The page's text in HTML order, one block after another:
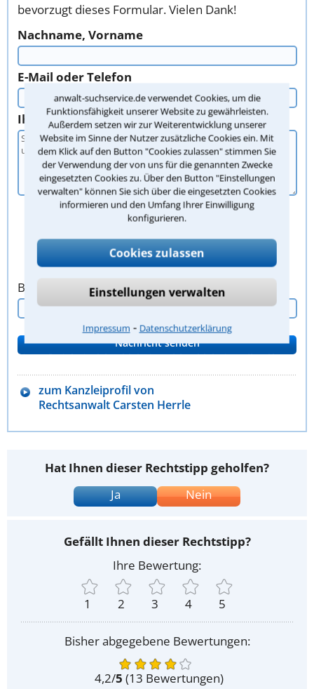
anwalt-suchservice.de verwendet Cookies, um die
Funktionsfähigkeit unserer Website zu gewährleisten.
Außerdem setzen wir zur Weiterentwicklung unserer
Website im Sinne der Nutzer zusätzliche Cookies ein. Mit
dem Klick auf den Button "Cookies zulassen" stimmen Sie
der Verwendung der von uns für die genannten Zwecke
eingesetzten Cookies zu. Über den Button "Einstellungen
verwalten" können Sie sich über die eingesetzten Cookies
informieren und den Umfang Ihrer Einwilligung
konfigurieren.
Cookies zulassen
Einstellungen verwalten
Impressum ⁃ Datenschutzerklärung
bevorzugt dieses Formular. Vielen Dank!
Nachname, Vorname
E-Mail oder Telefon
Ihr Anliegen
Bitte Sicherheitscode eingeben.
zum Kanzleiprofil von
Rechtsanwalt Carsten Herrle
Hat Ihnen dieser Rechtstipp geholfen?
Ja
Nein
Gefällt Ihnen dieser Rechtstipp?
Ihre Bewertung:
1 2 3 4 5
Bisher abgegebene Bewertungen:
4,2/5 (13 Bewertungen)